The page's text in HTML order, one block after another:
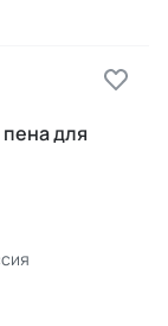
для